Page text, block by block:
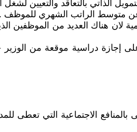
لان هناك العديد من
على إجازة دراسية موقعة من
بالمنافع الاجتماعية التي تعطى